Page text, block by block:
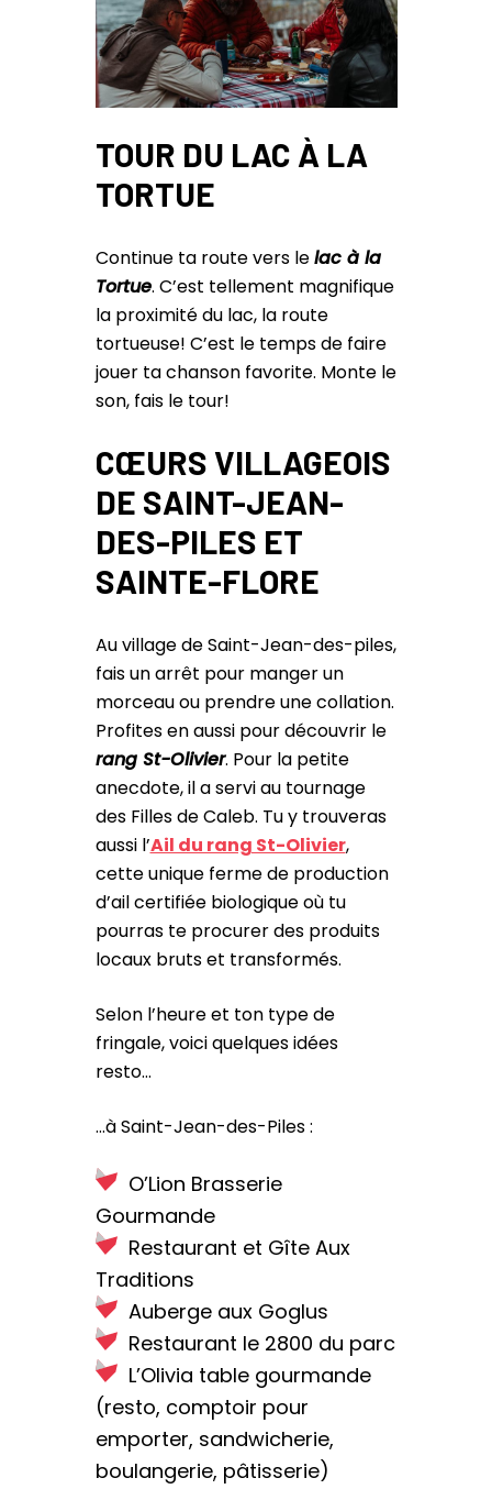
TOUR DU LAC À LA
TORTUE
Continue ta route vers lelac à la
Tortue. C’est tellement magnifique
la proximité du lac, la route
tortueuse! C’est le temps de faire
jouer ta chanson favorite. Monte le
son, fais le tour!
CŒURS VILLAGEOIS
DE SAINT-JEAN-
DES-PILES ET
SAINTE-FLORE
Au village de Saint-Jean-des-piles,
fais un arrêt pour manger un
morceau ou prendre une collation.
Profites en aussi pour découvrir le
rang St-Olivier. Pour la petite
anecdote, il a servi au tournage
des Filles de Caleb. Tu y trouveras
aussi l’Ail du rang St-Olivier,
cette unique ferme de production
d’ail certifiée biologique où tu
pourras te procurer des produits
locaux bruts et transformés.
Selon l’heure et ton type de
fringale, voici quelques idées
resto…
…à Saint-Jean-des-Piles :
O’Lion Brasserie
Gourmande
Restaurant et Gîte Aux
Traditions
Auberge aux Goglus
Restaurant le 2800 du parc
L’Olivia table gourmande
(resto, comptoir pour
emporter, sandwicherie,
boulangerie, pâtisserie)